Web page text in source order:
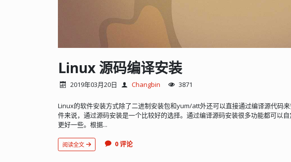
Linux 源码编译安装
2019年03月20日 Changbin 3871
Linux的软件安装方式除了二进制安装包和yum/att外还可以直接通过编译源代码
件来说，通过源码安装是一个比较好的选择。通过编译源码安装很多功能都可以
更好一些。根据...
阅读全文 0 评论